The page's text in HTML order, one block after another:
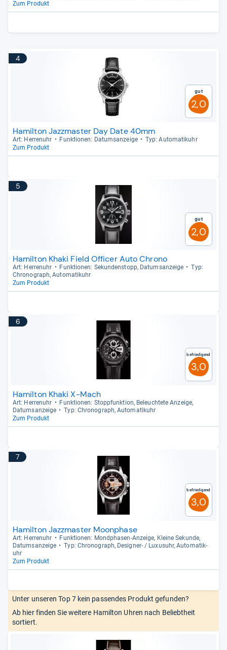
Zum Produkt
4
Gut
2,0
Hamilton Jazzmaster Day Date 40mm
Art: Her­ren­uhr Funk­tio­nen: Datums­an­zeige
Typ: Auto­ma­ti­k­uhr
Zum Produkt
5
Gut
2,0
Hamilton Khaki Field Officer Auto Chrono
Art: Her­ren­uhr Funk­tio­nen: Sekun­den­stopp, Datums­an­zeige
Typ:
Chro­no­graph, Auto­ma­ti­k­uhr
Zum Produkt
6
Befriedigend
3,0
Hamilton Khaki X-Mach
Art: Her­ren­uhr
Funk­tio­nen: Stopp­funk­tion, Beleuch­tete Anzeige,
Datums­an­zeige
Typ: Chro­no­graph, Auto­ma­ti­k­uhr
Zum Produkt
7
Befriedigend
3,0
Hamilton Jazzmaster Moonphase
Art: Her­ren­uhr
Funk­tio­nen: Mond­pha­sen-​Anzeige, Kleine Sekunde,
Datums­an­zeige
Typ: Chro­no­graph, Desi­gner-​ / Luxu­suhr, Auto­ma­ti­k­
uhr
Zum Produkt
Unter unseren Top 7 kein passendes Produkt gefunden?
Ab hier finden Sie weitere Hamilton Uhren nach Beliebtheit
sortiert.